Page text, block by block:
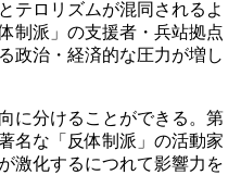
テロリズムが混同されるよ
制派」の支援者・兵站拠点
政治・経済的な圧力が増し
に分けることができる。第
名な「反体制派」の活動家
激化するにつれて影響力を